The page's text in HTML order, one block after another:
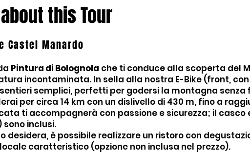
this Tour
Castel Manardo
Pintura di Bolognola che ti conduce alla scoperta del
incontaminata. In sella alla nostra E-Bike (front,
semplici, perfetti per godersi la montagna
per circa 14 km con un dislivello di 430 m, fino a
ti accompagnerà con passione e sicurezza; il casco
inclusi.
desidera, è possibile realizzare un ristoro con
caratteristico (opzione non inclusa nel prezzo).